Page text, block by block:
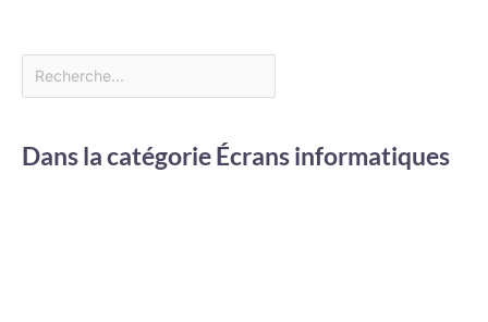
Dans la catégorie Écrans informatiques